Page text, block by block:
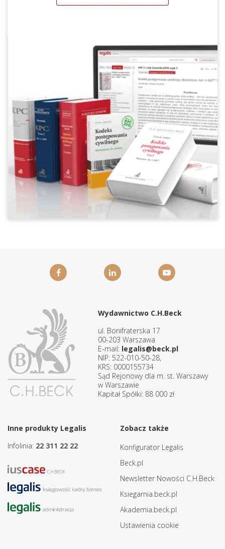
Wydawnictwo C.H.Beck
ul. Bonifraterska 17
00-203 Warszawa
E-mail: legalis@beck.pl
NIP: 522-010-50-28,
KRS: 0000155734
Sąd Rejonowy dla m. st. Warszawy
w Warszawie
Kapitał Spółki: 88 000 zł
Inne produkty Legalis
Infolinia: 22 311 22 22
Zobacz także
Konfigurator Legalis
Beck.pl
Newsletter Nowości C.H.Beck
Ksiegarnia.beck.pl
Akademia.beck.pl
Ustawienia cookie